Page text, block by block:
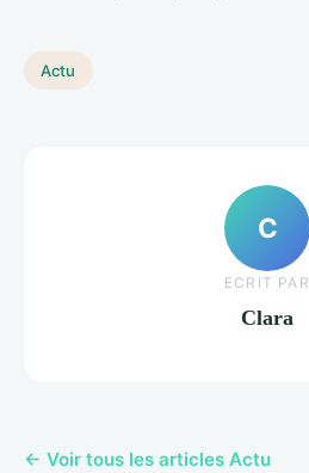
Actu
C
ECRIT PAR
Clara
← Voir tous les articles Actu